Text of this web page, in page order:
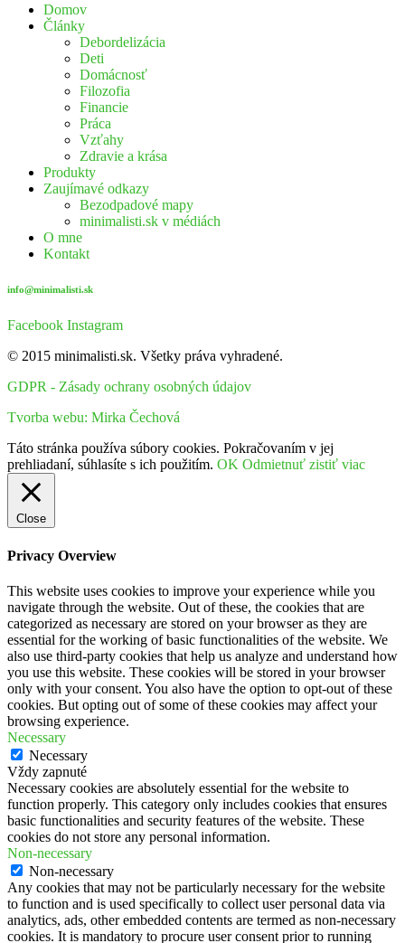
Domov
Články
Debordelizácia
Deti
Domácnosť
Filozofia
Financie
Práca
Vzťahy
Zdravie a krása
Produkty
Zaujímavé odkazy
Bezodpadové mapy
minimalisti.sk v médiách
O mne
Kontakt
info@minimalisti.sk
Facebook Instagram
© 2015 minimalisti.sk. Všetky práva vyhradené.
GDPR - Zásady ochrany osobných údajov
Tvorba webu: Mirka Čechová
Táto stránka používa súbory cookies. Pokračovaním v jej
prehliadaní, súhlasíte s ich použitím. OK Odmietnuť zistiť viac
Close
Privacy Overview
This website uses cookies to improve your experience while you
navigate through the website. Out of these, the cookies that are
categorized as necessary are stored on your browser as they are
essential for the working of basic functionalities of the website. We
also use third-party cookies that help us analyze and understand how
you use this website. These cookies will be stored in your browser
only with your consent. You also have the option to opt-out of these
cookies. But opting out of some of these cookies may affect your
browsing experience.
Necessary
Necessary
Vždy zapnuté
Necessary cookies are absolutely essential for the website to
function properly. This category only includes cookies that ensures
basic functionalities and security features of the website. These
cookies do not store any personal information.
Non-necessary
Non-necessary
Any cookies that may not be particularly necessary for the website
to function and is used specifically to collect user personal data via
analytics, ads, other embedded contents are termed as non-necessary
cookies. It is mandatory to procure user consent prior to running